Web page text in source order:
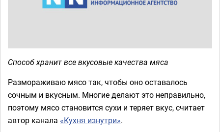
Способ хранит все вкусовые качества мяса
Размораживаю мясо так, чтобы оно оставалось
сочным и вкусным. Многие делают это неправильно,
поэтому мясо становится сухи и теряет вкус, считает
автор канала «Кухня изнутри».